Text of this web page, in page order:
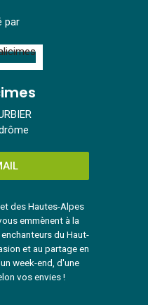
par
des Hautes-Alpes
emmènent à la
du Haut-
et au partage en
week-end, d'une
vos envies !